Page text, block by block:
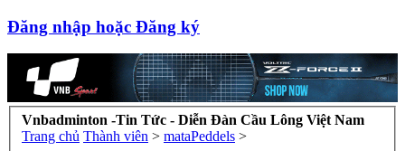
Đăng nhập hoặc Đăng ký
Vnbadminton -Tin Tức - Diễn Đàn Cầu Lông Việt Nam
Trang chủ Thành viên > mataPeddels >